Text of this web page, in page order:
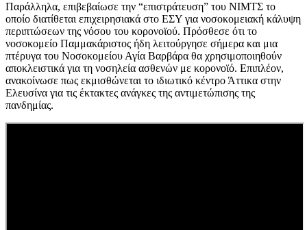
Παράλληλα, επιβεβαίωσε την “επιστράτευση” του ΝΙΜΤΣ το
οποίο διατίθεται επιχειρησιακά στο ΕΣΥ για νοσοκομειακή κάλυψη
περιπτώσεων της νόσου του κορονοϊού. Πρόσθεσε ότι το
νοσοκομείο Παμμακάριστος ήδη λειτούργησε σήμερα και μια
πτέρυγα του Νοσοκομείου Αγία Βαρβάρα θα χρησιμοποιηθούν
αποκλειστικά για τη νοσηλεία ασθενών με κορονοϊό. Επιπλέον,
ανακοίνωσε πως εκμισθώνεται το ιδιωτικό κέντρο Άττικα στην
Ελευσίνα για τις έκτακτες ανάγκες της αντιμετώπισης της
πανδημίας.